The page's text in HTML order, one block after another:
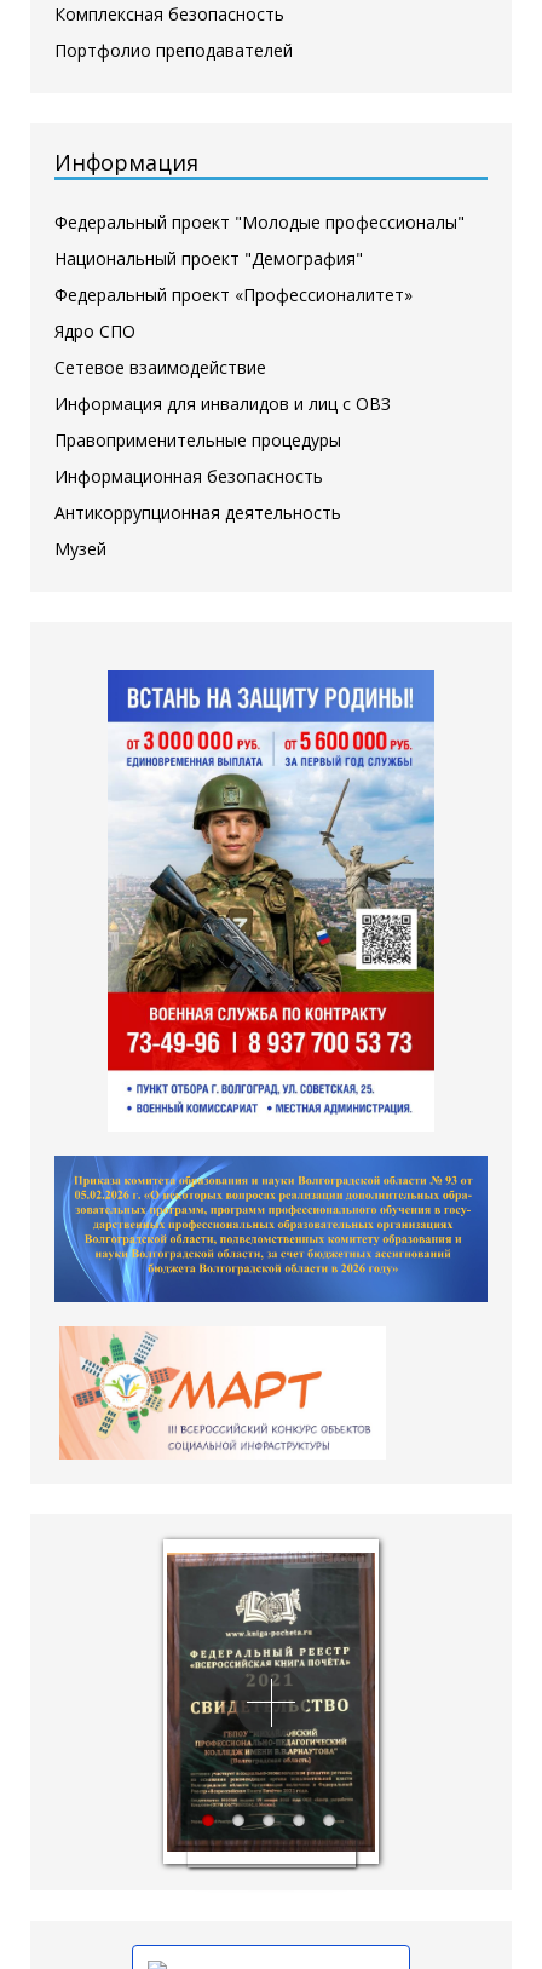
Комплексная безопасность
Портфолио преподавателей
Информация
Федеральный проект "Молодые профессионалы"
Национальный проект "Демография"
Федеральный проект «Профессионалитет»
Ядро СПО
Сетевое взаимодействие
Информация для инвалидов и лиц с ОВЗ
Правоприменительные процедуры
Информационная безопасность
Антикоррупционная деятельность
Музей
1 2 3 4 5
hislider.com